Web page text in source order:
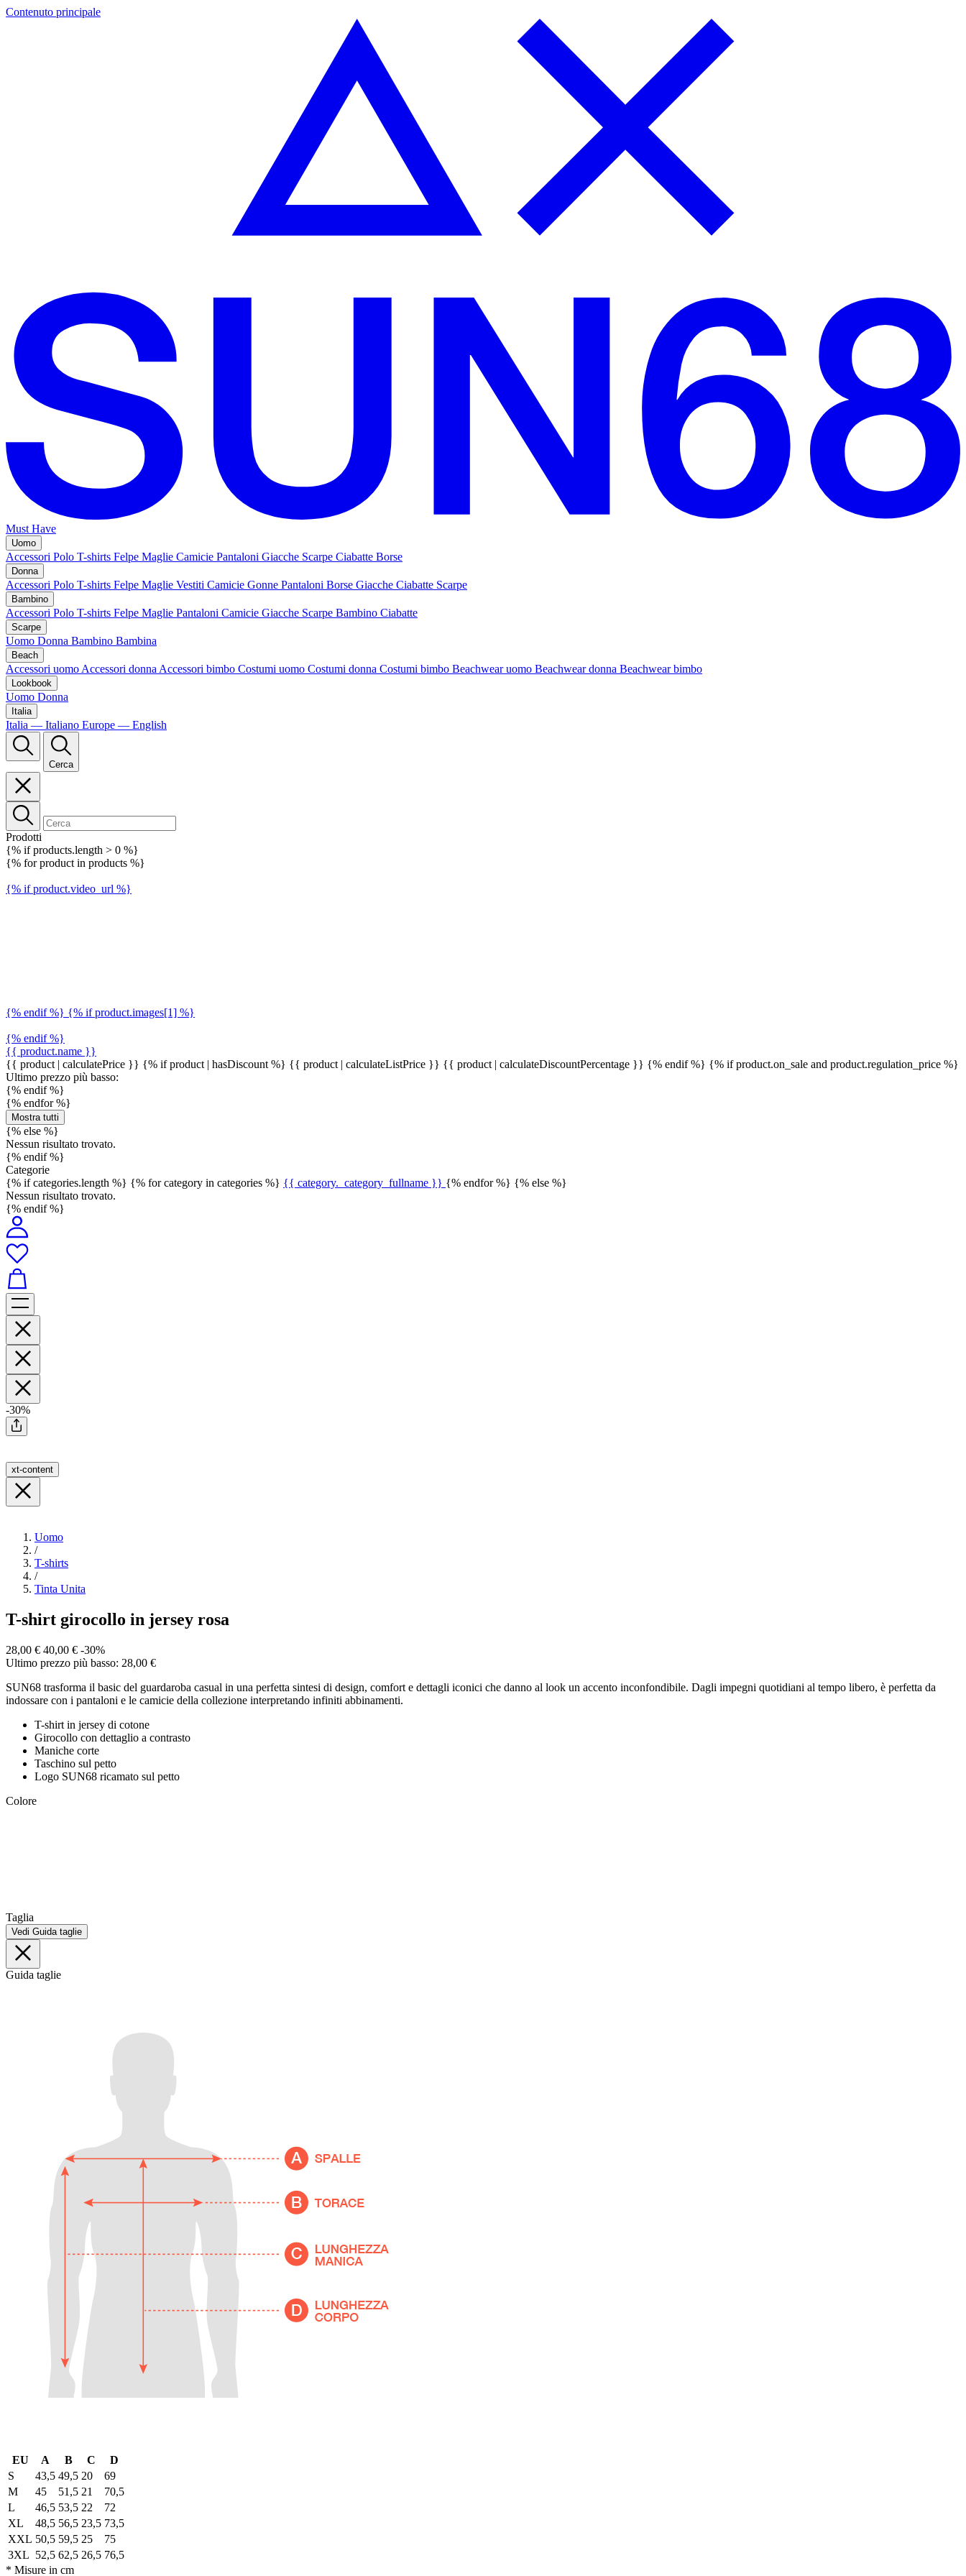
Contenuto principale
Must Have
Uomo
Accessori Polo T-shirts Felpe Maglie Camicie Pantaloni Giacche Scarpe Ciabatte Borse
Donna
Accessori Polo T-shirts Felpe Maglie Vestiti Camicie Gonne Pantaloni Borse Giacche Ciabatte Scarpe
Bambino
Accessori Polo T-shirts Felpe Maglie Pantaloni Camicie Giacche Scarpe Bambino Ciabatte
Scarpe
Uomo Donna Bambino Bambina
Beach
Accessori uomoAccessori donnaAccessori bimbo Costumi uomo Costumi donna Costumi bimbo Beachwear uomo Beachwear donna Beachwear bimbo
Lookbook
Uomo Donna
Italia
Italia — Italiano Europe — English
Cerca
Prodotti
{% if products.length > 0 %}
{% for product in products %}
{% if product.video_url %}
{% endif %} {% if product.images[1] %}
{% endif %}
{{ product.name }}
{{ product | calculatePrice }} {% if product | hasDiscount %} {{ product | calculateListPrice }} {{ product | calculateDiscountPercentage }} {% endif %} {% if product.on_sale and product.regulation_price %}
Ultimo prezzo più basso:
{% endif %}
{% endfor %}
Mostra tutti
{% else %}
Nessun risultato trovato.
{% endif %}
Categorie
{% if categories.length %} {% for category in categories %} {{ category._category_fullname }} {% endfor %} {% else %}
Nessun risultato trovato.
{% endif %}
-30%
xt-content
Uomo
/
T-shirts
/
Tinta Unita
T-shirt girocollo in jersey rosa
28,00 € 40,00 € -30%
Ultimo prezzo più basso: 28,00 €
SUN68 trasforma il basic del guardaroba casual in una perfetta sintesi di design, comfort e dettagli iconici che danno al look un accento inconfondibile. Dagli impegni quotidiani al tempo libero, è perfetta da
indossare con i pantaloni e le camicie della collezione interpretando infiniti abbinamenti.
T-shirt in jersey di cotone
Girocollo con dettaglio a contrasto
Maniche corte
Taschino sul petto
Logo SUN68 ricamato sul petto
Colore
Taglia
Vedi Guida taglie
Guida taglie
EU A B C
D
S
43,5 49,5 20
69
M
45 51,5 21
70,5
L
46,5 53,5 22
72
XL
48,5 56,5 23,5 73,5
XXL 50,5 59,5 25
75
3XL 52,5 62,5 26,5 76,5
* Misure in cm